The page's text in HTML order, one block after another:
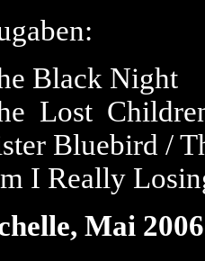
Black Night
Lost
Bluebird /
I Really
Mai 2006